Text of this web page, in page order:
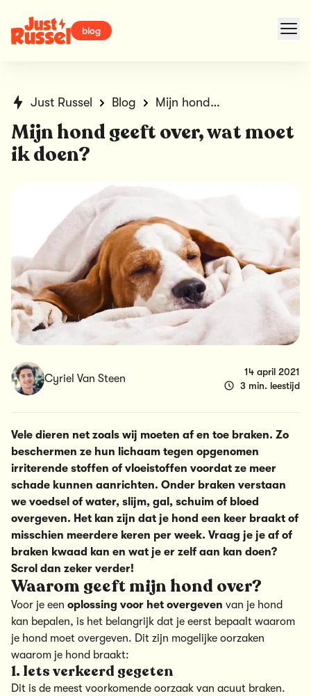
blog
Just Russel Blog Mijn hond geeft over, wat moet ik doen?
Mijn hond geeft over, wat moet
ik doen?
Cyriel Van Steen
14 april 2021
3 min. leestijd
Vele dieren net zoals wij moeten af en toe braken. Zo
beschermen ze hun lichaam tegen opgenomen
irriterende stoffen of vloeistoffen voordat ze meer
schade kunnen aanrichten. Onder braken verstaan
we voedsel of water, slijm, gal, schuim of bloed
overgeven. Het kan zijn dat je hond een keer braakt of
misschien meerdere keren per week. Vraag je je af of
braken kwaad kan en wat je er zelf aan kan doen?
Scrol dan zeker verder!
Waarom geeft mijn hond over?
Voor je een oplossing voor het overgeven van je hond
kan bepalen, is het belangrijk dat je eerst bepaalt waarom
je hond moet overgeven. Dit zijn mogelijke oorzaken
waarom je hond braakt:
1. Iets verkeerd gegeten
Dit is de meest voorkomende oorzaak van acuut braken.